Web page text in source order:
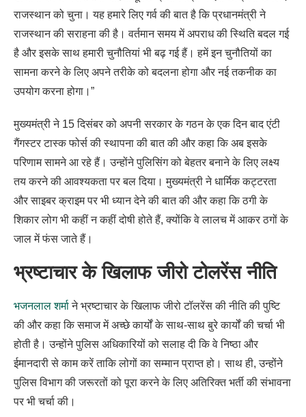
राजस्थान को चुना। यह हमारे लिए गर्व की बात है कि प्रधानमंत्री ने
राजस्थान की सराहना की है। वर्तमान समय में अपराध की स्थिति बदल गई
है और इसके साथ हमारी चुनौतियां भी बढ़ गई हैं। हमें इन चुनौतियों का
सामना करने के लिए अपने तरीके को बदलना होगा और नई तकनीक का
उपयोग करना होगा।”
मुख्यमंत्री ने 15 दिसंबर को अपनी सरकार के गठन के एक दिन बाद एंटी
गैंगस्टर टास्क फोर्स की स्थापना की बात की और कहा कि अब इसके
परिणाम सामने आ रहे हैं। उन्होंने पुलिसिंग को बेहतर बनाने के लिए लक्ष्य
तय करने की आवश्यकता पर बल दिया। मुख्यमंत्री ने धार्मिक कट्टरता
और साइबर क्राइम पर भी ध्यान देने की बात की और कहा कि ठगी के
शिकार लोग भी कहीं न कहीं दोषी होते हैं, क्योंकि वे लालच में आकर ठगों के
जाल में फंस जाते हैं।
भ्रष्टाचार के खिलाफ जीरो टोलरेंस नीति
भजनलाल शर्माने भ्रष्टाचार के खिलाफ जीरो टॉलरेंस की नीति की पुष्टि
की और कहा कि समाज में अच्छे कार्यों के साथ-साथ बुरे कार्यों की चर्चा भी
होती है। उन्होंने पुलिस अधिकारियों को सलाह दी कि वे निष्ठा और
ईमानदारी से काम करें ताकि लोगों का सम्मान प्राप्त हो। साथ ही, उन्होंने
पुलिस विभाग की जरूरतों को पूरा करने के लिए अतिरिक्त भर्ती की संभावना
पर भी चर्चा की।